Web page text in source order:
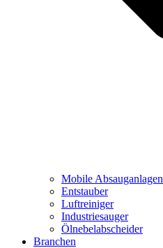
Mobile Absauganlagen
Entstauber
Luftreiniger
Industriesauger
Ölnebelabscheider
Branchen